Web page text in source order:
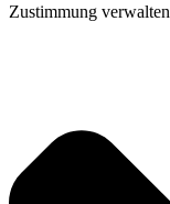
Zustimmung verwalten